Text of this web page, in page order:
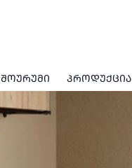
ᲨᲝᲣᲠᲣᲛᲘ ᲞᲠᲝᲓᲣᲥᲪᲘᲐ